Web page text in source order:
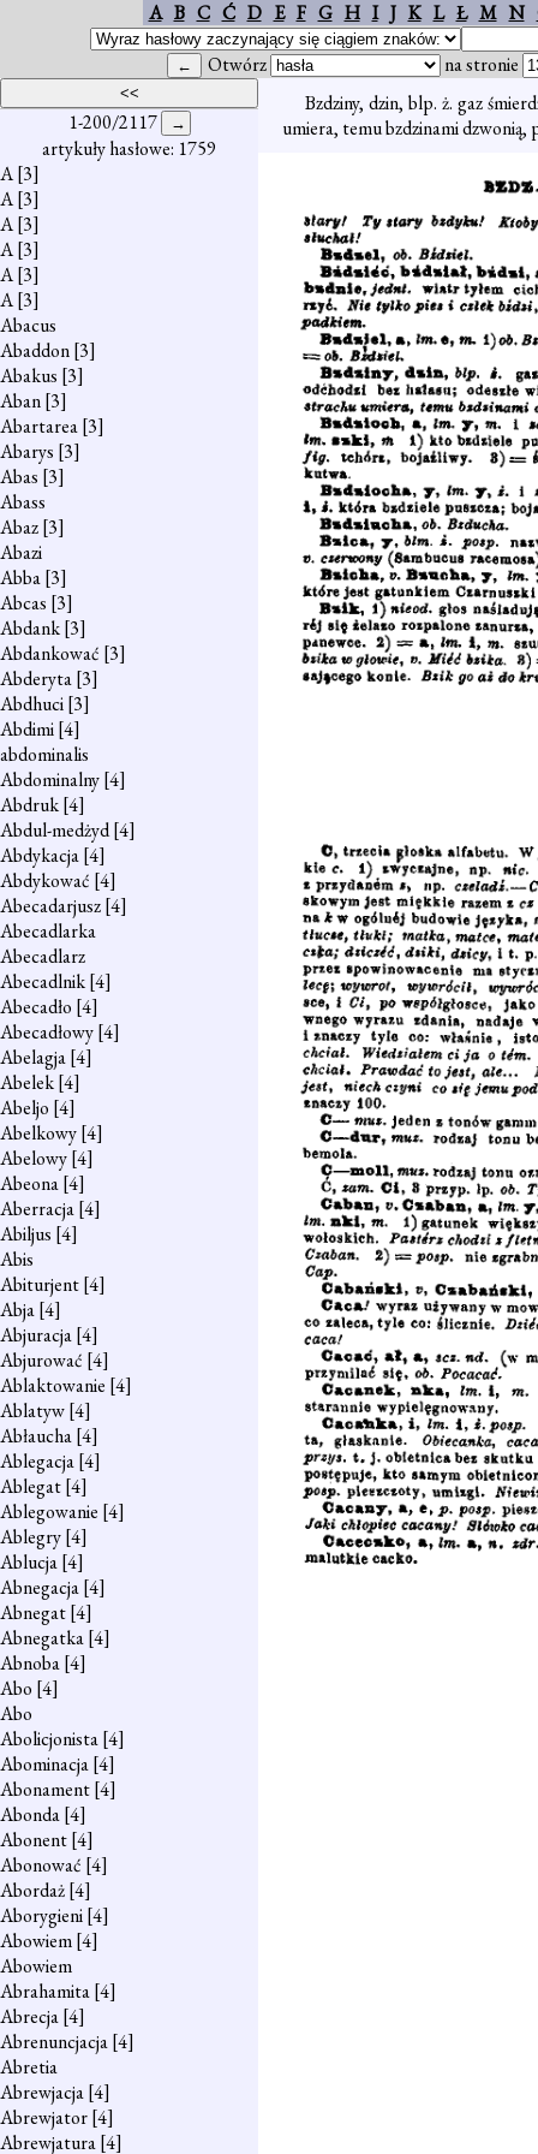
A B C Ć D E F G H I J K L Ł M N
Otwórz na stronie
1-200/2117
artykuły hasłowe: 1759
A[3]
A[3]
A[3]
A[3]
A[3]
A[3]
Abacus
Abaddon[3]
Abakus [3]
Aban[3]
Abartarea[3]
Abarys [3]
Abas [3]
Abass
Abaz[3]
Abazi
Abba[3]
Abcas [3]
Abdank[3]
Abdankować [3]
Abderyta[3]
Abdhuci[3]
Abdimi[4]
abdominalis
Abdominalny[4]
Abdruk[4]
Abdul-medżyd[4]
Abdykacja[4]
Abdykować [4]
Abecadarjusz[4]
Abecadlarka
Abecadlarz
Abecadlnik[4]
Abecadło [4]
Abecadłowy[4]
Abelagja[4]
Abelek[4]
Abeljo [4]
Abelkowy[4]
Abelowy[4]
Abeona[4]
Aberracja[4]
Abiljus [4]
Abis
Abiturjent[4]
Abja[4]
Abjuracja[4]
Abjurować [4]
Ablaktowanie [4]
Ablatyw[4]
Abłaucha[4]
Ablegacja[4]
Ablegat[4]
Ablegowanie [4]
Ablegry[4]
Ablucja[4]
Abnegacja[4]
Abnegat[4]
Abnegatka[4]
Abnoba[4]
Abo [4]
Abo
Abolicjonista[4]
Abominacja[4]
Abonament[4]
Abonda[4]
Abonent[4]
Abonować [4]
Abordaż[4]
Aborygieni[4]
Abowiem[4]
Abowiem
Abrahamita[4]
Abrecja[4]
Abrenuncjacja[4]
Abretia
Abrewjacja[4]
Abrewjator[4]
Abrewjatura[4]
Bzdziny, dzin, blp. ż. gaz
umiera, temu bzdzinami dzwonią,